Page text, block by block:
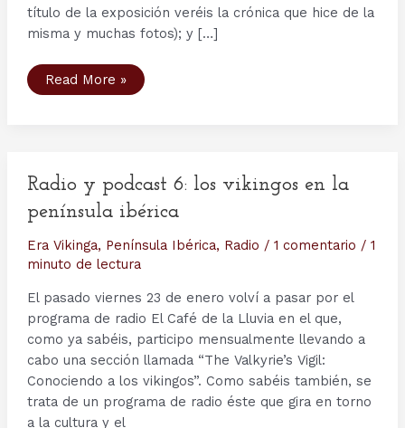
título de la exposición veréis la crónica que hice de la
misma y muchas fotos); y […]
Seminario
sobre
de
Alicante)
Read More »
Radio y podcast 6: los vikingos en la
península ibérica
Era Vikinga, Península Ibérica, Radio / 1 comentario / 1
minuto de lectura
El pasado viernes 23 de enero volví a pasar por el
programa de radio El Café de la Lluvia en el que,
como ya sabéis, participo mensualmente llevando a
cabo una sección llamada “The Valkyrie’s Vigil:
Conociendo a los vikingos”. Como sabéis también, se
trata de un programa de radio éste que gira en torno
a la cultura y el